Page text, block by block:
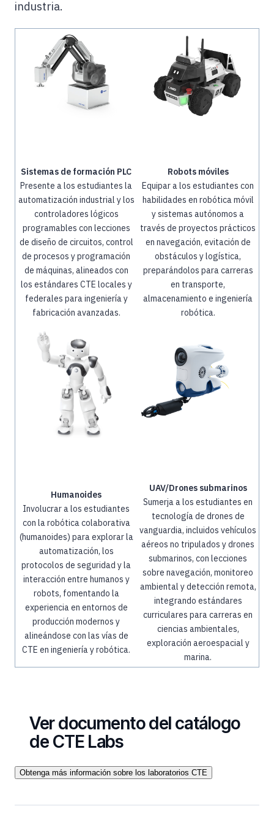
industria.
Sistemas de formación PLC
Presente a los estudiantes la
automatización industrial y los
controladores lógicos
programables con lecciones
de diseño de circuitos, control
de procesos y programación
de máquinas, alineados con
los estándares CTE locales y
federales para ingeniería y
fabricación avanzadas.
Robots móviles
Equipar a los estudiantes con
habilidades en robótica móvil
y sistemas autónomos a
través de proyectos prácticos
en navegación, evitación de
obstáculos y logística,
preparándolos para carreras
en transporte,
almacenamiento e ingeniería
robótica.
Humanoides
Involucrar a los estudiantes
con la robótica colaborativa
(humanoides) para explorar la
automatización, los
protocolos de seguridad y la
interacción entre humanos y
robots, fomentando la
experiencia en entornos de
producción modernos y
alineándose con las vías de
CTE en ingeniería y robótica.
UAV/Drones submarinos
Sumerja a los estudiantes en
tecnología de drones de
vanguardia, incluidos vehículos
aéreos no tripulados y drones
submarinos, con lecciones
sobre navegación, monitoreo
ambiental y detección remota,
integrando estándares
curriculares para carreras en
ciencias ambientales,
exploración aeroespacial y
marina.
Ver documento del catálogo
de CTE Labs